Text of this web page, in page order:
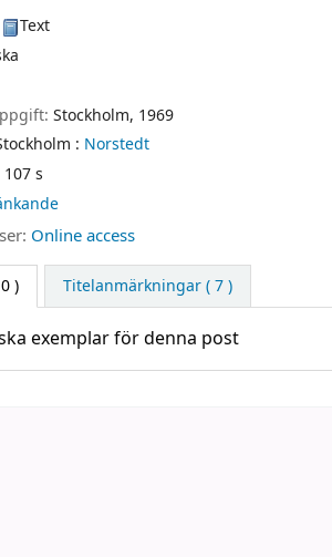
Text
Stockholm, 1969
: Norstedt
107 s
Online access
) Titelanmärkningar ( 7 )
exemplar för denna post